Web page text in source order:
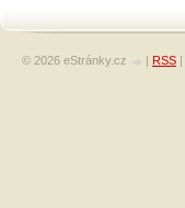
© 2026 eStránky.cz | RSS |